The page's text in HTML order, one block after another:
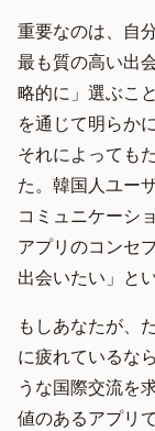
重要なのは、自
最も質の高い出
略的に」選ぶこと
を通じて明らか
それによっても
た。韓国人ユー
コミュニケーシ
アプリのコンセ
出会いたい」と
もしあなたが、
に疲れているな
うな国際交流を
値のあるアプリ